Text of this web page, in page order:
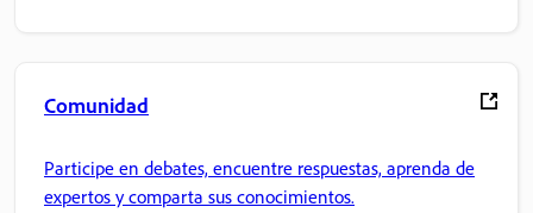
Comunidad
Participe en debates, encuentre respuestas, aprenda de
expertos y comparta sus conocimientos.